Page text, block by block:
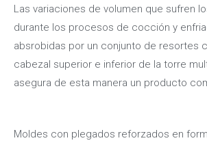
Las variaciones de volumen que sufren
durante los procesos de cocción y
absrobidas por un conjunto de resortes
cabezal superior e inferior de la torre
asegura de esta manera un producto
Moldes con plegados reforzados en